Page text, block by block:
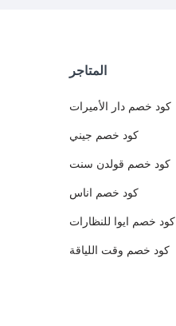
المتاجر
كود خصم دار الأميرات
كود خصم جيني
كود خصم قولدن سنت
كود خصم اناس
كود خصم ايوا للنظارات
كود خصم وقت اللياقة